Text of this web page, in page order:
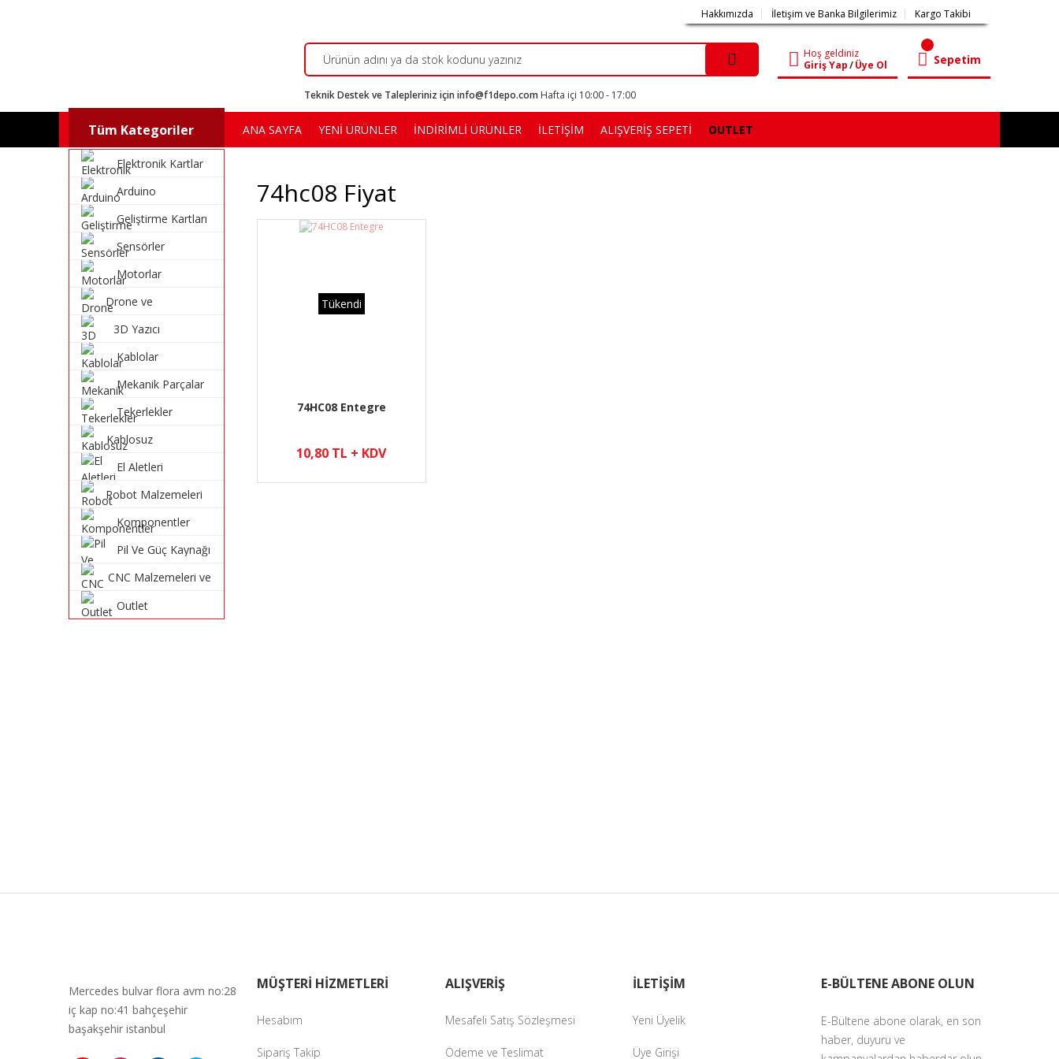
Hakkımızda İletişim ve Banka Bilgilerimiz Kargo Takibi
Hoş geldiniz
Giriş Yap/Üye Ol Sepetim
Teknik Destek ve Talepleriniz için info@f1depo.com Hafta içi 10:00 - 17:00
Tüm Kategoriler
Elektronik Kartlar
Arduino
Geliştirme Kartları
Sensörler
Motorlar
Drone ve
Malzemeleri
3D Yazıcı
Kablolar
Mekanik Parçalar
Tekerlekler
Kablosuz
Sistemleri
El Aletleri
Robot Malzemeleri
Komponentler
Pil Ve Güç Kaynağı
CNC Malzemeleri ve
Outlet
ANA SAYFA YENİ ÜRÜNLER İNDİRİMLİ ÜRÜNLER İLETİŞİM ALIŞVERİŞ SEPETİ OUTLET
74hc08 Fiyat
Tükendi
74HC08 Entegre
10,80 TL + KDV
Mercedes bulvar flora avm no:28
iç kap no:41 bahçeşehir
başakşehir istanbul
MÜŞTERİ HİZMETLERİ
Hesabım
Sipariş Takip
ALIŞVERİŞ
Mesafeli Satış Sözleşmesi
Ödeme ve Teslimat
İLETİŞİM
Yeni Üyelik
Üye Girişi
E-BÜLTENE ABONE OLUN
E-Bültene abone olarak, en son
haber, duyuru ve